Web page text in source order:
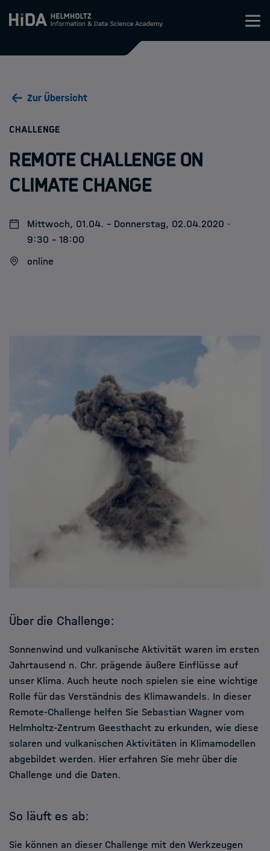
Zum Inhalt springen
Research Schools
HIDA
Zur Übersicht
CHALLENGE
Remote Challenge on
Climate Change
Mittwoch, 01.04. - Donnerstag, 02.04.2020 ·
9:30 - 18:00
online
Über die Challenge:
Sonnenwind und vulkanische Aktivität waren im ersten
Jahrtausend n. Chr. prägende äußere Einflüsse auf
unser Klima. Auch heute noch spielen sie eine wichtige
Rolle für das Verständnis des Klimawandels. In dieser
Remote-Challenge helfen Sie Sebastian Wagner vom
Helmholtz-Zentrum Geesthacht zu erkunden, wie diese
solaren und vulkanischen Aktivitäten in Klimamodellen
abgebildet werden. Hier erfahren Sie mehr über die
Challenge und die Daten.
So läuft es ab:
Sie können an dieser Challenge mit den Werkzeugen